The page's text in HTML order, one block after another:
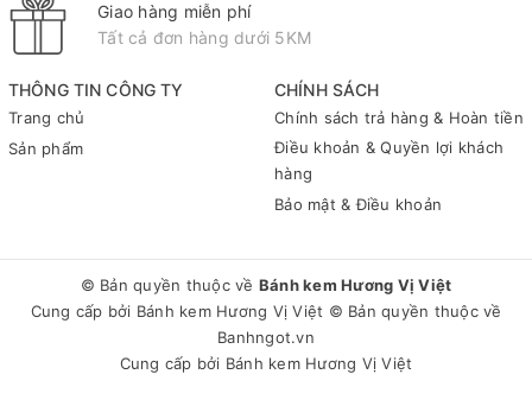
THÔNG TIN CÔNG TY
Trang chủ
Sản phẩm
CHÍNH SÁCH
Chính sách trả hàng & Hoàn tiền
Điều khoản & Quyền lợi khách
hàng
Bảo mật & Điều khoản
Giao hàng miễn phí
Tất cả đơn hàng dưới 5KM
© Bản quyền thuộc về Bánh kem Hương Vị Việt
Cung cấp bởi Bánh kem Hương Vị Việt © Bản quyền thuộc về
Banhngot.vn
Cung cấp bởi Bánh kem Hương Vị Việt